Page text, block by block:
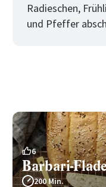
Radieschen,
und Pfeffer
6
Barbari-
200 Min.